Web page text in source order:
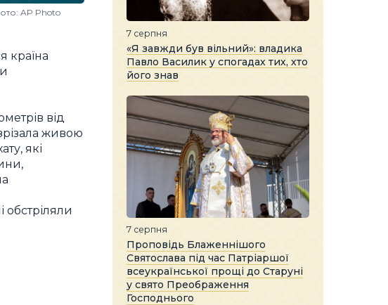
AP Photo
країна
від
живою
які
обстріляли
7 серпня
«Я завжди був вільний»: владика
Павло Василик у спогадах тих, хто
його знав
7 серпня
Проповідь Блаженнішого
Святослава під час Патріаршої
всеукраїнської прощі до Старуні
у свято Преображення
Господнього